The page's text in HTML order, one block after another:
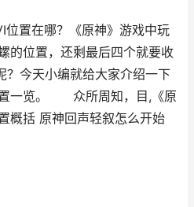
置在哪？《原神》游戏中玩
的位置，还剩最后四个就要收
？今天小编就给大家介绍一下
置一览。 众所周知，目,《原
概括 原神回声轻叙怎么开始